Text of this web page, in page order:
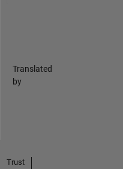
Translated
by
Trust